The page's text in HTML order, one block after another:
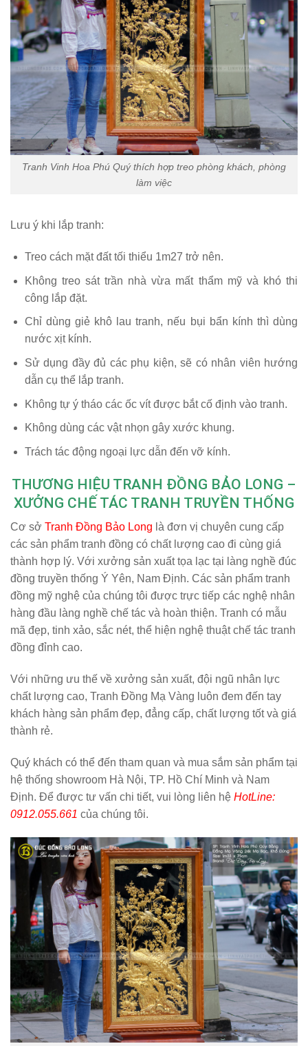
Tranh Vinh Hoa Phú Quý thích hợp treo phòng khách, phòng
làm việc
Lưu ý khi lắp tranh:
Treo cách mặt đất tối thiểu 1m27 trở nên.
Không treo sát trần nhà vừa mất thẩm mỹ và khó thi
công lắp đặt.
Chỉ dùng giẻ khô lau tranh, nếu bụi bẩn kính thì dùng
nước xịt kính.
Sử dụng đầy đủ các phụ kiện, sẽ có nhân viên hướng
dẫn cụ thể lắp tranh.
Không tự ý tháo các ốc vít được bắt cố định vào tranh.
Không dùng các vật nhọn gây xước khung.
Trách tác động ngoại lực dẫn đến vỡ kính.
THƯƠNG HIỆU TRANH ĐỒNG BẢO LONG –
XƯỞNG CHẾ TÁC TRANH TRUYỀN THỐNG
Cơ sở Tranh Đồng Bảo Long là đơn vị chuyên cung cấp
các sản phẩm tranh đồng có chất lượng cao đi cùng giá
thành hợp lý. Với xưởng sản xuất tọa lạc tại làng nghề đúc
đồng truyền thống Ý Yên, Nam Định. Các sản phẩm tranh
đồng mỹ nghệ của chúng tôi được trực tiếp các nghệ nhân
hàng đầu làng nghề chế tác và hoàn thiện. Tranh có mẫu
mã đẹp, tinh xảo, sắc nét, thể hiện nghệ thuật chế tác tranh
đồng đỉnh cao.
Với những ưu thế về xưởng sản xuất, đội ngũ nhân lực
chất lượng cao, Tranh Đồng Mạ Vàng luôn đem đến tay
khách hàng sản phẩm đẹp, đẳng cấp, chất lượng tốt và giá
thành rẻ.
Quý khách có thể đến tham quan và mua sắm sản phẩm tại
hệ thống showroom Hà Nội, TP. Hồ Chí Minh và Nam
Định. Để được tư vấn chi tiết, vui lòng liên hệ HotLine:
0912.055.661 của chúng tôi.